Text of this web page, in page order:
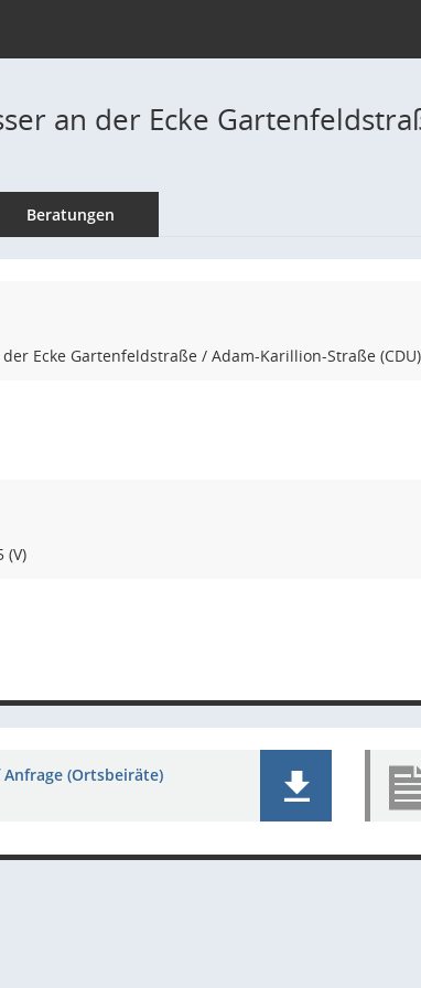
an der Ecke
Beratungen
Ecke Gartenfeldstraße / Adam-Karillion-Straße (CDU)
(V)
(Ortsbeiräte)